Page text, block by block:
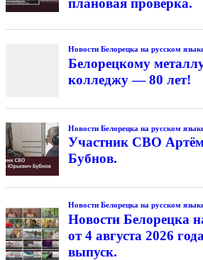
плановая проверка.
Новости Белорецка на русском
Белорецкому
колледжу — 80 лет!
Новости Белорецка на русском
Участник СВО
Бубнов.
Новости Белорецка на русском
Новости Белорецка
от 4 августа 2026
выпуск.